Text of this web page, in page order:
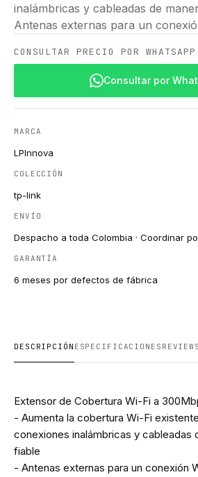
inalámbricas y cableadas de
Antenas externas para un
CONSULTAR PRECIO POR WHATSAPP
Consultar por
MARCA
LPInnova
COLECCIÓN
tp-link
ENVÍO
Despacho a toda Colombia · Coordinar
GARANTÍA
6 meses por defectos de fábrica
DESCRIPCIÓN ESPECIFICACIONES REVIEWS
Extensor de Cobertura Wi-Fi a
- Aumenta la cobertura Wi-Fi
conexiones inalámbricas y cableadas
fiable
- Antenas externas para un conexión